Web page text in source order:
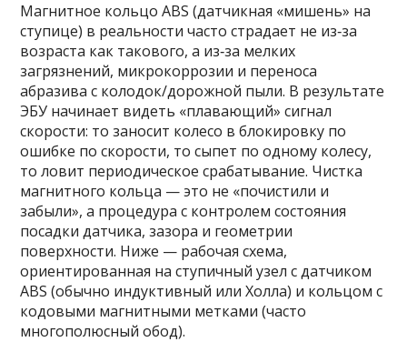
Магнитное кольцо ABS (датчикная «мишень» на
ступице) в реальности часто страдает не из‑за
возраста как такового, а из‑за мелких
загрязнений, микрокоррозии и переноса
абразива с колодок/дорожной пыли. В результате
ЭБУ начинает видеть «плавающий» сигнал
скорости: то заносит колесо в блокировку по
ошибке по скорости, то сыпет по одному колесу,
то ловит периодическое срабатывание. Чистка
магнитного кольца — это не «почистили и
забыли», а процедура с контролем состояния
посадки датчика, зазора и геометрии
поверхности. Ниже — рабочая схема,
ориентированная на ступичный узел с датчиком
ABS (обычно индуктивный или Холла) и кольцом с
кодовыми магнитными метками (часто
многополюсный обод).